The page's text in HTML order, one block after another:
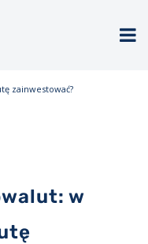
zainwestować?
w